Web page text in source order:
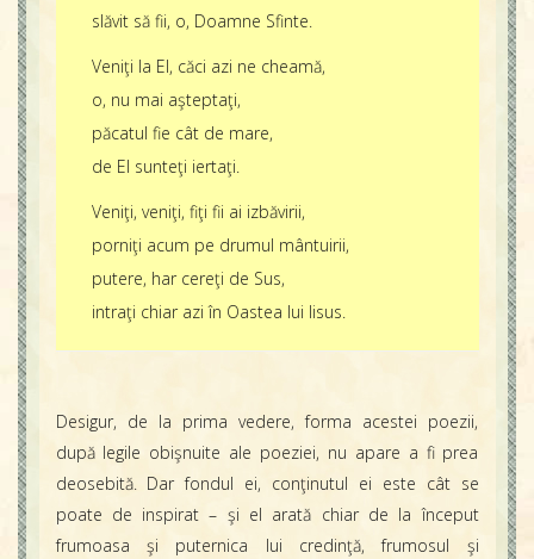
slăvit să fii, o, Doamne Sfinte.
Veniţi la El, căci azi ne cheamă,
o, nu mai aşteptaţi,
păcatul fie cât de mare,
de El sunteţi iertaţi.
Veniţi, veniţi, fiţi fii ai izbăvirii,
porniţi acum pe drumul mântuirii,
putere, har cereţi de Sus,
intraţi chiar azi în Oastea lui Iisus.
Desigur, de la prima vedere, forma acestei poezii,
după legile obişnuite ale poeziei, nu apare a fi prea
deosebită. Dar fondul ei, conţinutul ei este cât se
poate de inspirat – şi el arată chiar de la început
frumoasa şi puternica lui credinţă, frumosul şi